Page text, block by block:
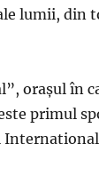
lumii, din
orașul în
primul